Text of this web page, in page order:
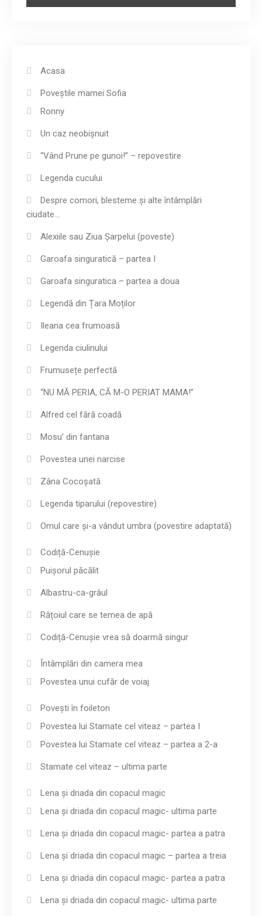
Acasa
Poveștile mamei Sofia
Ronny
Un caz neobișnuit
“Vând Prune pe gunoi!” – repovestire
Legenda cucului
Despre comori, blesteme și alte întâmplări
ciudate…
Alexiile sau Ziua Șarpelui (poveste)
Garoafa singuratică – partea I
Garoafa singuratica – partea a doua
Legendă din Țara Moților
Ileana cea frumoasă
Legenda ciulinului
Frumusețe perfectă
“NU MĂ PERIA, CĂ M-O PERIAT MAMA!”
Alfred cel fără coadă
Mosu’ din fantana
Povestea unei narcise
Zâna Cocoșată
Legenda tiparului (repovestire)
Omul care și-a vândut umbra (povestire adaptată)
Codiță-Cenușie
Puișorul păcălit
Albastru-ca-grâul
Rățoiul care se temea de apă
Codiță-Cenușie vrea să doarmă singur
Întâmplări din camera mea
Povestea unui cufăr de voiaj
Povești în foileton
Povestea lui Stamate cel viteaz – partea I
Povestea lui Stamate cel viteaz – partea a 2-a
Stamate cel viteaz – ultima parte
Lena și driada din copacul magic
Lena și driada din copacul magic- ultima parte
Lena și driada din copacul magic- partea a patra
Lena și driada din copacul magic – partea a treia
Lena și driada din copacul magic- partea a patra
Lena și driada din copacul magic- ultima parte